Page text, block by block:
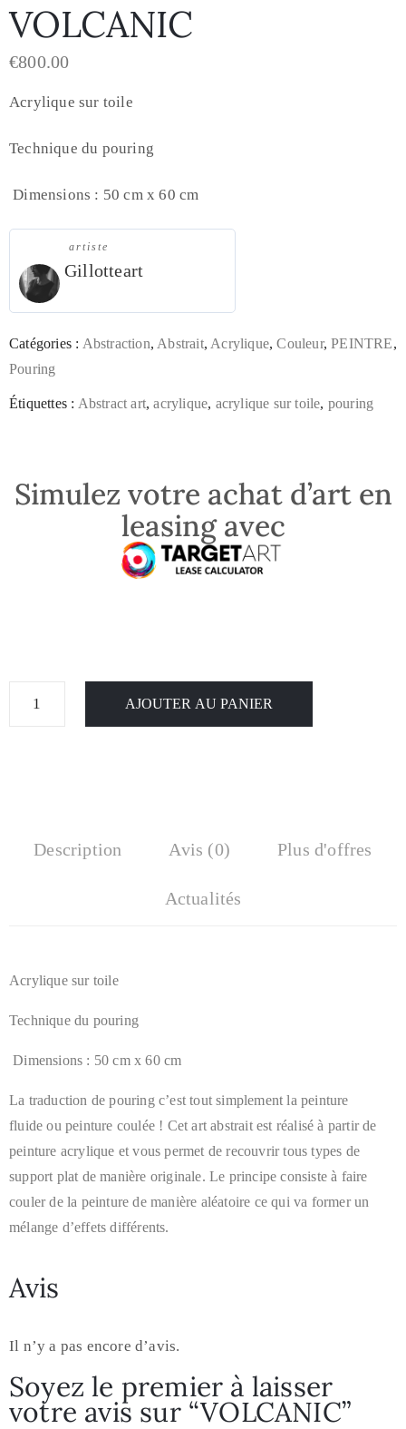
VOLCANIC
€800.00
Acrylique sur toile
Technique du pouring
Dimensions : 50 cm x 60 cm
artiste
Gillotteart
Catégories : Abstraction, Abstrait, Acrylique,Couleur,PEINTRE,
Pouring
Étiquettes : Abstract art,acrylique, acrylique sur toile, pouring
Simulez votre achat d’art en
leasing avec
AJOUTER AU PANIER
Description Avis (0) Plus d'offres
Actualités
Acrylique sur toile
Technique du pouring
Dimensions : 50 cm x 60 cm
La traduction de pouring c’est tout simplement lapeinture
fluideou peinture coulée ! Cet art abstrait est réalisé à partir de
peinture acrylique et vous permet de recouvrir tous types de
support plat de manière originale. Le principe consiste à faire
couler de la peinture de manière aléatoire ce qui va former un
mélange d’effets différents.
Avis
Il n’y a pas encore d’avis.
Soyez le premier à laisser
votre avis sur “VOLCANIC”